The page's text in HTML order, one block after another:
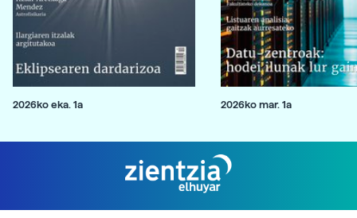
2026ko eka. 1a 2026ko mar. 1a